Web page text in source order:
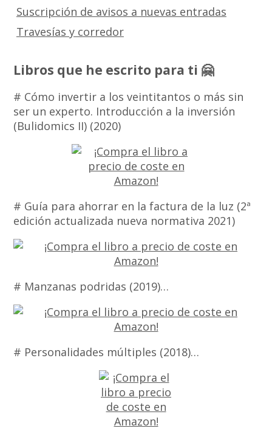
Suscripción de avisos a nuevas entradas
Travesías y corredor
Libros que he escrito para ti 🤗
# Cómo invertir a los veintitantos o más sin
ser un experto. Introducción a la inversión
(Bulidomics II) (2020)
# Guía para ahorrar en la factura de la luz (2ª
edición actualizada nueva normativa 2021)
# Manzanas podridas (2019)…
# Personalidades múltiples (2018)…